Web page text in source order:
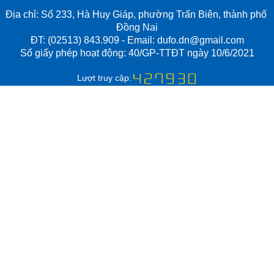
Địa chỉ: Số 233, Hà Huy Giáp, phường Trấn Biên​, thành phố ​
Đồng Nai
ĐT: (02513) 843.909- Email: dufo.dn@gmail.com​
Số giấy phép hoạt động: 40/GP-TTĐT​ ngày 10/6/2021
Lượt truy cập: